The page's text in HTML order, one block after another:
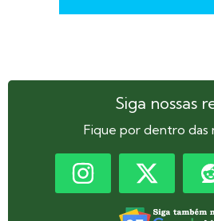
Siga nossas
Fique por dentro das